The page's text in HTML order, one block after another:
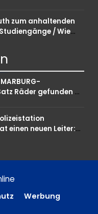
zum anhaltenden
/ Wie
Satz Räder gefunden –
einen neuen Leiter:
Werbung